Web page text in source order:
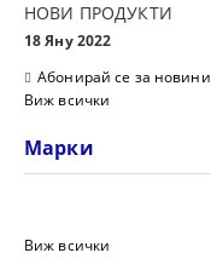
НОВИ ПРОДУКТИ
18 Яну 2022
Абонирай се за новини
Виж всички
Марки
Виж всички